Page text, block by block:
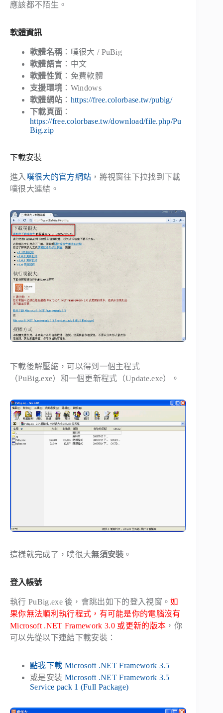
應該都不陌生。
軟體資訊
軟體名稱：噗很大 / PuBig
軟體語言 ：中文
軟體性質 ：免費軟體
支援環境 ：Windows
軟體網站 ： https://free.colorbase.tw/pubig/
下載頁面 ：
https://free.colorbase.tw/download/file.php/Pu
Big.zip
下載安裝
進入 噗很大的官方網站 ，將視窗往下拉找到下載
噗很大連結。
下載後解壓縮，可以得到一個主程式
（PuBig.exe）和一個更新程式（Update.exe）。
這樣就完成了，噗很大無須安裝 。
登入帳號
執行 PuBig.exe 後，會跳出如下的登入視窗。如
果你無法順利執行程式，有可能是你的電腦沒有
Microsoft .NET Framework 3.0 或更新的版本 ，你
可以先從以下連結下載安裝：
點我下載 Microsoft .NET Framework 3.5
或是安裝 Microsoft .NET Framework 3.5
Service pack 1 (Full Package)